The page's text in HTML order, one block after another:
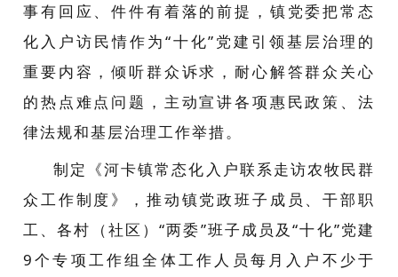
事有回应、件件有着落的前提，镇党委把常态
化入户访民情作为“十化”党建引领基层治理的
重要内容，倾听群众诉求，耐心解答群众关心
的热点难点问题，主动宣讲各项惠民政策、法
律法规和基层治理工作举措。
制定《河卡镇常态化入户联系走访农牧民群
众工作制度》，推动镇党政班子成员、干部职
工、各村（社区）“两委”班子成员及“十化”党建
9个专项工作组全体工作人员每月入户不少于